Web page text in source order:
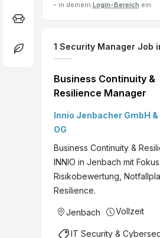
– in deinem Login-Bereich ein.
1 Security Manager Job
Business Continuity &
Resilience Manager
Innio Jenbacher GmbH &
OG
Business Continuity &
INNIO in Jenbach mit
Risikobewertung,
Resilience.
Jenbach Vollzeit
IT Security &